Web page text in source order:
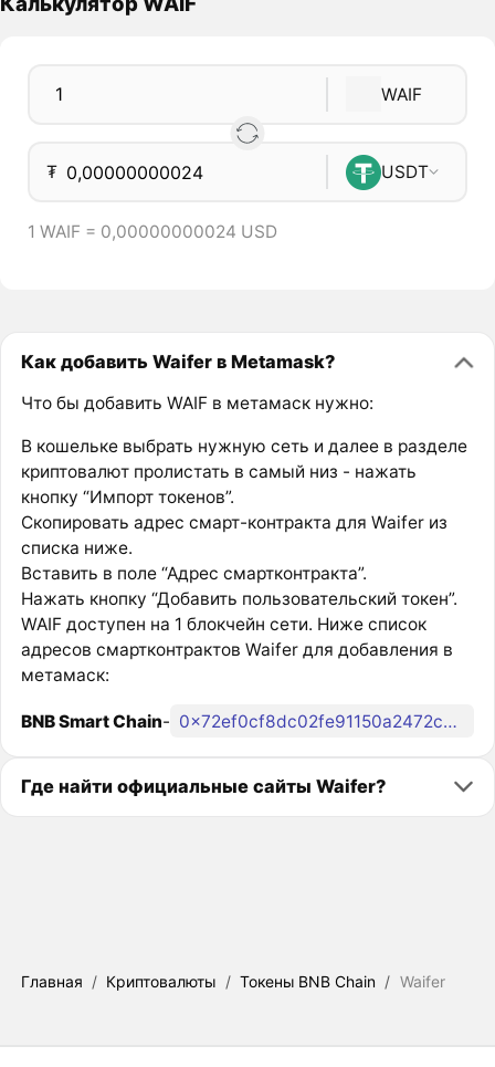
WAIF
₮ USDT
1 WAIF = 0,00000000024 USD
Как добавить Waifer в Metamask?
Что бы добавить WAIF в метамаск нужно:
В кошельке выбрать нужную сеть и далее в разделе
криптовалют пролистать в самый низ - нажать
кнопку “Импорт токенов”.
Скопировать адрес смарт-контракта для Waifer из
списка ниже.
Вставить в поле “Адрес смартконтракта”.
Нажать кнопку “Добавить пользовательский токен”.
WAIF доступен на 1 блокчейн сети. Ниже список
адресов смартконтрактов Waifer для добавления в
метамаск:
BNB Smart Chain- 0x72ef0cf8dc02fe91150a2472cc551de929e22fac
Где найти официальные сайты Waifer?
Главная / Криптовалюты / Токены BNB Chain / Waifer